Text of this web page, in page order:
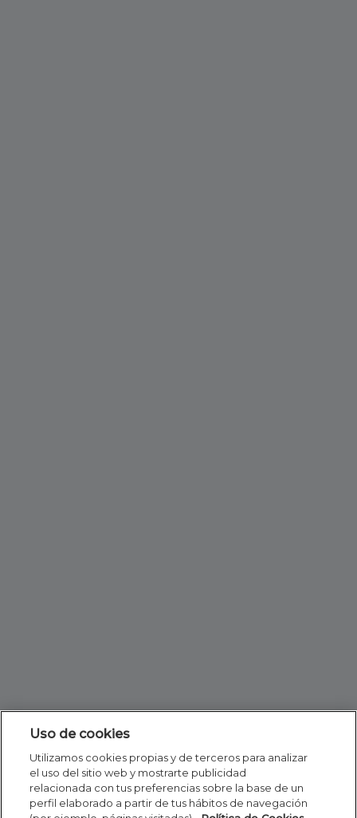
Uso de cookies
Utilizamos cookies propias y de terceros para analizar
el uso del sitio web y mostrarte publicidad
relacionada con tus preferencias sobre la base de un
perfil elaborado a partir de tus hábitos de navegación